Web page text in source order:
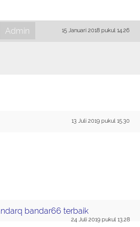
Admin 15 Januari 2018 pukul 14.26
13 Juli 2019 pukul 15.30
bandar66 terbaik
24 Juli 2019 pukul 13.28